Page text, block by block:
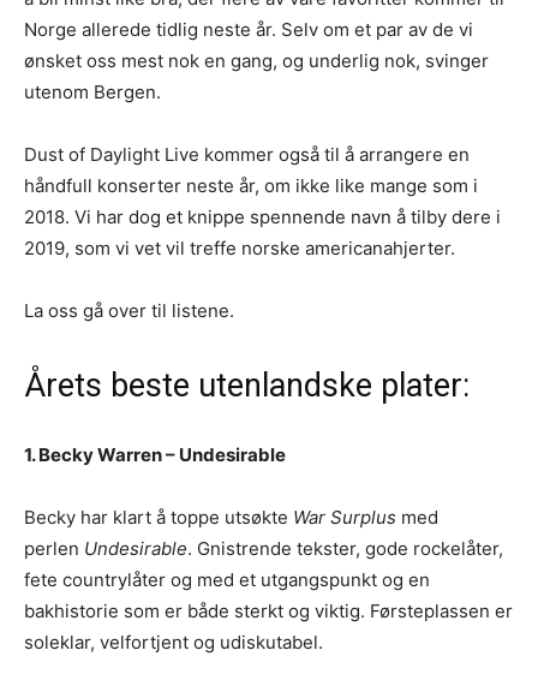
Norge allerede tidlig neste år. Selv om et par av de vi
ønsket oss mest nok en gang, og underlig nok, svinger
utenom Bergen.
Dust of Daylight Live kommer også til å arrangere en
håndfull konserter neste år, om ikke like mange som i
2018. Vi har dog et knippe spennende navn å tilby dere i
2019, som vi vet vil treffe norske americanahjerter.
La oss gå over til listene.
Årets beste utenlandske plater:
1. Becky Warren – Undesirable
Becky har klart å toppe utsøkte War Surplus med
perlen Undesirable. Gnistrende tekster, gode rockelåter,
fete countrylåter og med et utgangspunkt og en
bakhistorie som er både sterkt og viktig. Førsteplassen er
soleklar, velfortjent og udiskutabel.